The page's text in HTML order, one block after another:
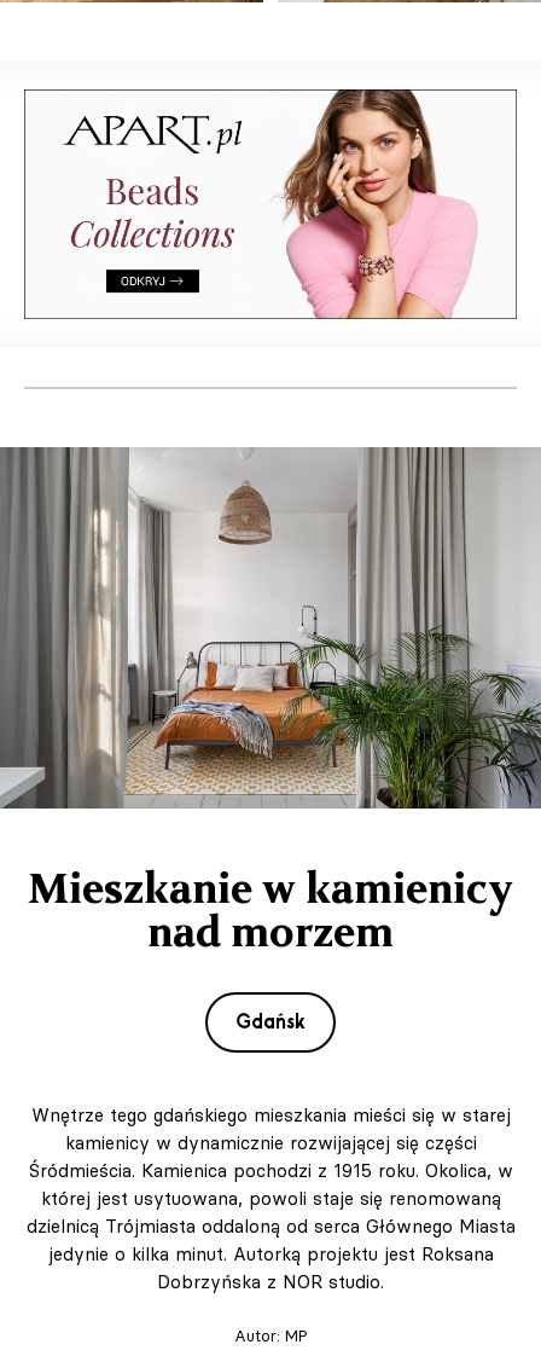
Mieszkanie w kamienicy
nad morzem
Gdańsk
Wnętrze tego gdańskiego mieszkania mieści się w starej
kamienicy w dynamicznie rozwijającej się części
Śródmieścia. Kamienica pochodzi z 1915 roku. Okolica, w
której jest usytuowana, powoli staje się renomowaną
dzielnicą Trójmiasta oddaloną od serca Głównego Miasta
jedynie o kilka minut. Autorką projektu jest Roksana
Dobrzyńska z NOR studio.
Autor: MP